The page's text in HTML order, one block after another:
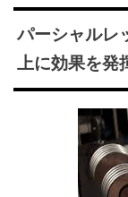
パーシャルレ
上に効果を発